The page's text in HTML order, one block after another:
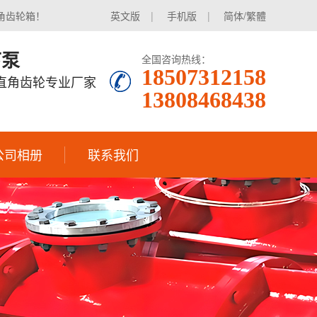
英文版 | 手机版 | 简体/繁體
轮箱！
角齿轮专业厂家
全国咨询热线：
18507312158
13808468438
司相册 联系我们